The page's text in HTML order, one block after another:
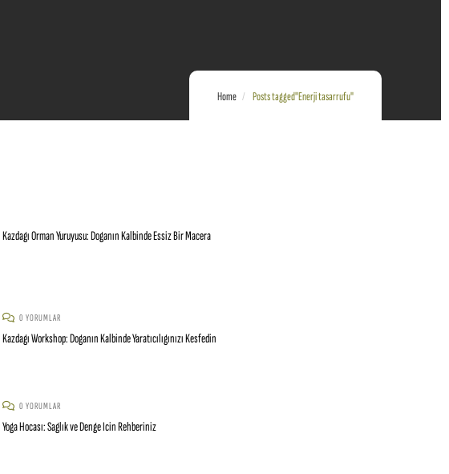
Home Posts tagged"Enerji tasarrufu"
Kazdagı Orman Yuruyusu: Doganın Kalbinde Essiz Bir Macera
0 YORUMLAR
Kazdagı Workshop: Doganın Kalbinde Yaratıcılıgınızı Kesfedin
0 YORUMLAR
Yoga Hocası: Saglık ve Denge Icin Rehberiniz